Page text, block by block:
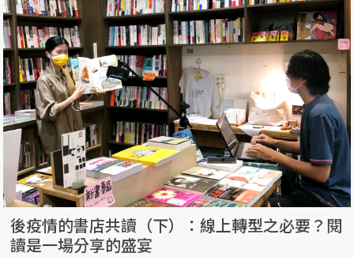
後疫情的書店共讀（下）：線上轉型之必要？閱
讀是一場分享的盛宴